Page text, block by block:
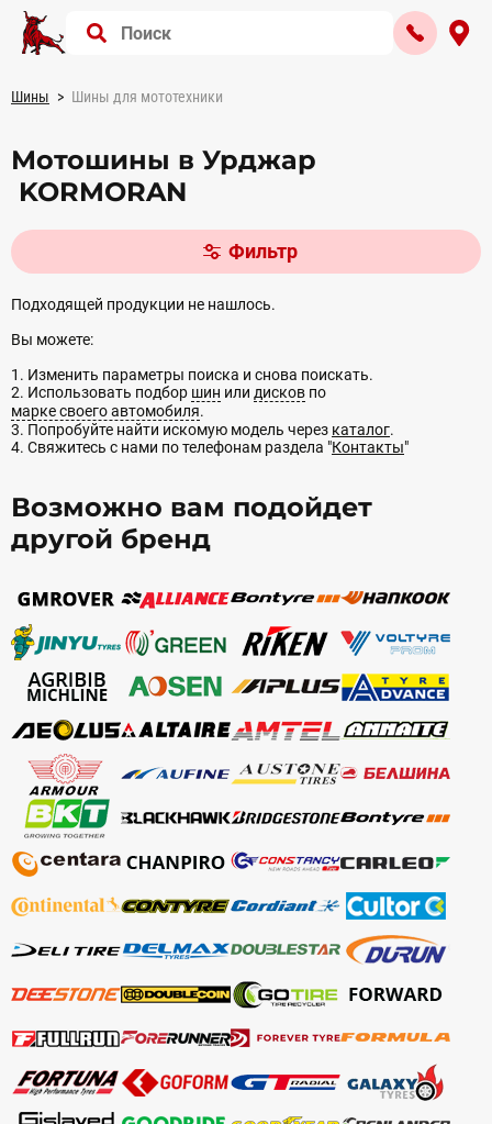
Шины Шины для мототехники
Мотошины в Урджар
KORMORAN
Фильтр
Подходящей продукции не нашлось.
Вы можете:
1. Изменить параметры поиска и снова поискать.
2. Использовать подбор шин или дисков по
марке своего автомобиля.
3. Попробуйте найти искомую модель через каталог.
4. Свяжитесь с нами по телефонам раздела "Контакты"
Возможно вам подойдет
другой бренд